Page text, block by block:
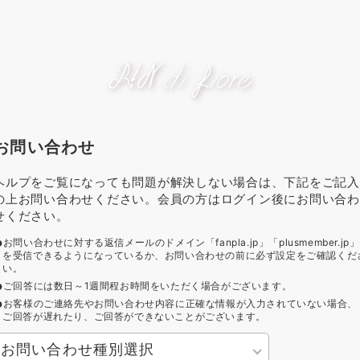
問い合わせ
ルプをご覧になっても問題が解決しない場合は、下記をご記入
上お問い合わせください。会員の方はログイン後にお問い合わ
ください。
お問い合わせに対する返信メールのドメイン「fanpla.jp」「plusmember.jp」
を受信できるようになっているか、お問い合わせの前に必ず設定をご確認くだ
い。
ご回答には数日～1週間程お時間をいただく場合がございます。
お客様のご連絡先やお問い合わせ内容に正確な情報が入力されていない場合、
ご回答が遅れたり、ご回答ができないことがございます。